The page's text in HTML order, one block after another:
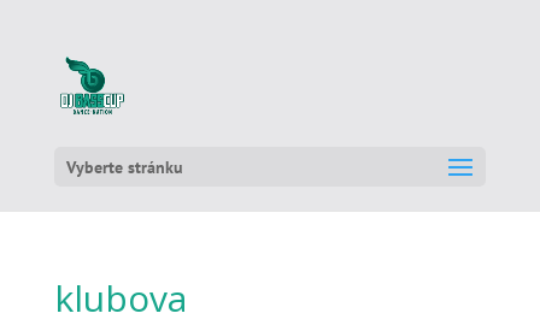
Vyberte stránku
klubova